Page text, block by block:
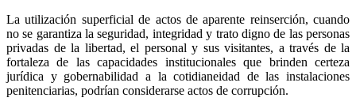
La utilización superficial de actos de aparente reinserción, cuando
no se garantiza la seguridad, integridad y trato digno de las personas
privadas de la libertad, el personal y sus visitantes, a través de la
fortaleza de las capacidades institucionales que brinden certeza
jurídica y gobernabilidad a la cotidianeidad de las instalaciones
penitenciarias, podrían considerarse actos de corrupción.